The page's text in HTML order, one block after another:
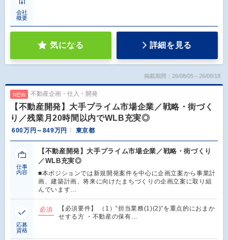
会社
概要
気になる 詳細を見る
掲載期間：26/08/05～26/08/18
NEW 不動産企画・仕入・開発
【不動産開発】大手プライム市場企業／戦略・街づく
り／残業月20時間以内でWLB充実◎
600万円～849万円 東京都
仕事
内容
【不動産開発】大手プライム市場企業／戦略・街づくり
／WLB充実◎
■本ポジションでは新規開発案件を中心に企画立案から事業計
画、建築計画、将来に向けたまちづくりの企画立案に取り組
んでいます…
応募
資格
必須
【必須要件】 （1）“担当業務(1)(2)”を重点的におまか
せする方 ・不動産の保有…